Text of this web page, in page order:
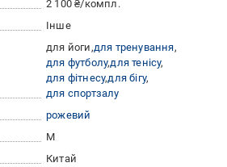
2 100 ₴/компл.
Інше
для йоги для тренування
для футболу для тенісу
для фітнесу для бігу
для спортзалу
рожевий
M
Китай